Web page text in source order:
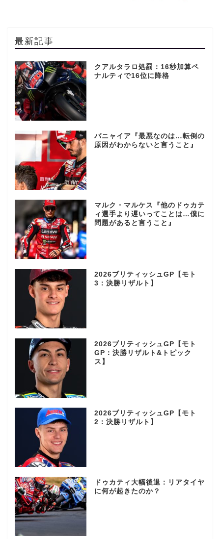
最新記事
クアルタラロ処罰：16秒加算ペ
ナルティで16位に降格
バニャイア『最悪なのは…転倒の
原因がわからないと言うこと』
マルク・マルケス『他のドゥカテ
ィ選手より遅いってことは…僕に
問題があると言うこと』
2026ブリティッシュGP【モト
3：決勝リザルト】
2026ブリティッシュGP【モト
GP：決勝リザルト&トピック
ス】
2026ブリティッシュGP【モト
2：決勝リザルト】
ドゥカティ大幅後退：リアタイヤ
に何が起きたのか？